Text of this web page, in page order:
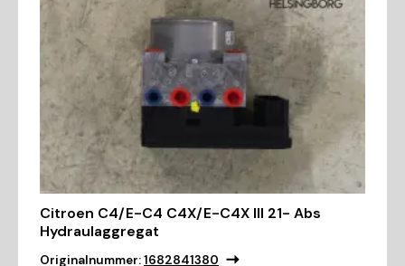
Citroen C4/E-C4 C4X/E-C4X III 21- Abs
Hydraulaggregat
Originalnummer:1682841380